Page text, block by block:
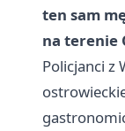
ten sam
na terenie
Policjanci z